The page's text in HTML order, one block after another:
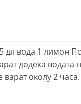
дл вода 1 лимон
додека водата
околу 2